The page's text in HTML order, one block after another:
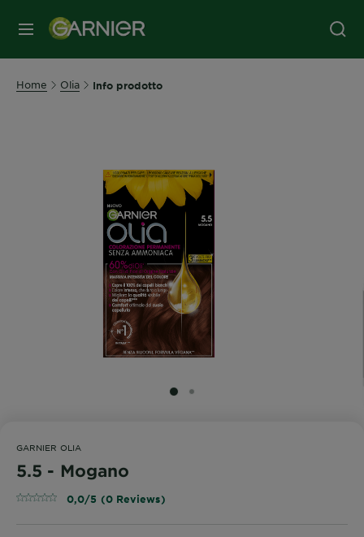
MENU
Home Olia Info prodotto
SLIDE 1
SLIDE 2
GARNIER OLIA
5.5 - Mogano
0,0/5 (0 Reviews)